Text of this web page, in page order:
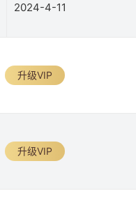
2024-4-11
升级VIP
升级VIP